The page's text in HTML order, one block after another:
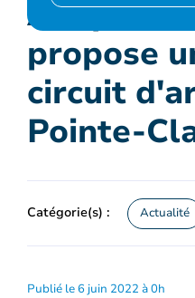
Art
propose
circuit
Pointe-
Catégorie(s) : Actualité
Publié le 6 juin 2022 à 0h